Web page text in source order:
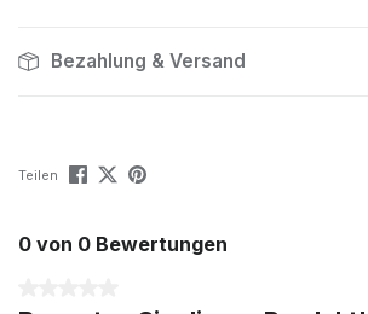
Bezahlung & Versand
Teilen
0 von 0 Bewertungen